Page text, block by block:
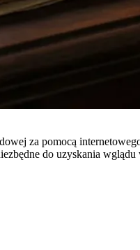
za pomocą
do uzyskania